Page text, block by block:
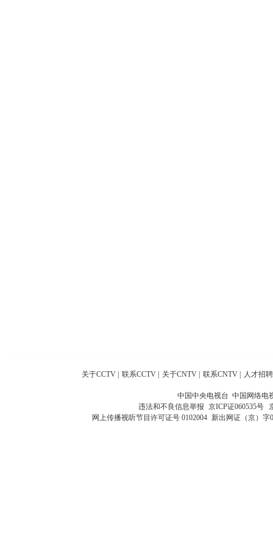
关于CCTV 联系CCTV 关于CNTV 联系CNTV 人才招聘
中国中央电视台 中国网络电
违法和不良信息举报 京ICP证060535号
网上传播视听节目许可证号 0102004 新出网证（京）